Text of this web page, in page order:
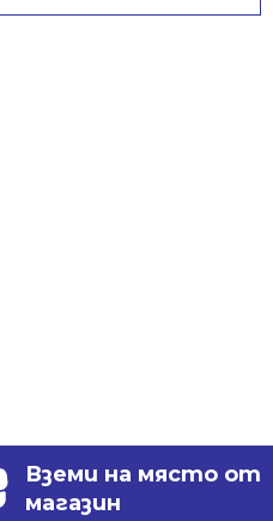
Вземи на място от
магазин